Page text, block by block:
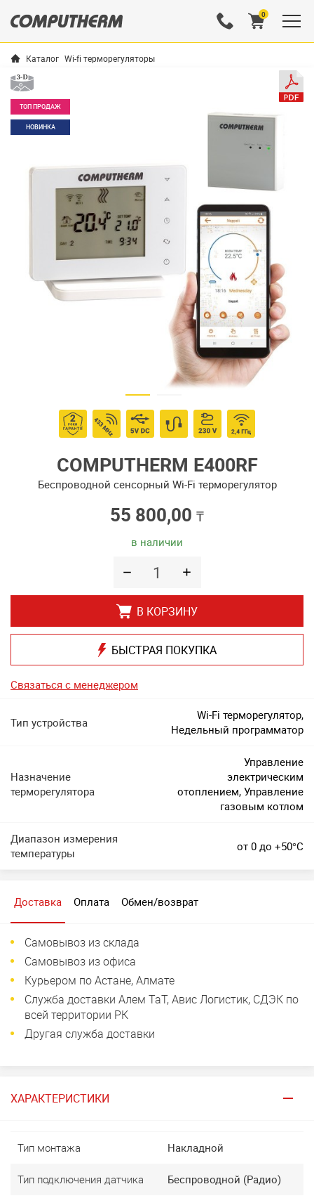
0
Каталог Wi-fi терморегуляторы
ТОП ПРОДАЖ
НОВИНКА
COMPUTHERM E400RF
Беспроводной сенсорный Wi-Fi терморегулятор
55 800,00 ₸
в наличии
В КОРЗИНУ
БЫСТРАЯ ПОКУПКА
Связаться с менеджером
Тип устройства
Wi-Fi терморегулятор,
Недельный программатор
Назначение
терморегулятора
Управление
электрическим
отоплением, Управление
газовым котлом
Диапазон измерения
температуры
от 0 до +50°C
Доставка Оплата Обмен/возврат
Самовывоз из склада
Самовывоз из офиса
Курьером по Астане, Алмате
Служба доставки Алем ТаТ, Авис Логистик, СДЭК по
всей территории РК
Другая служба доставки
ХАРАКТЕРИСТИКИ
Тип монтажа Накладной
Тип подключения датчика Беспроводной (Радио)